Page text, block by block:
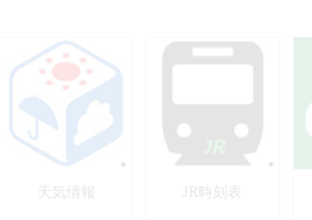
天気情報 JR時刻表